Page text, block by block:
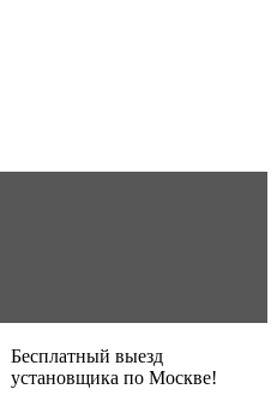
Бесплатный выезд
установщика по Москве!